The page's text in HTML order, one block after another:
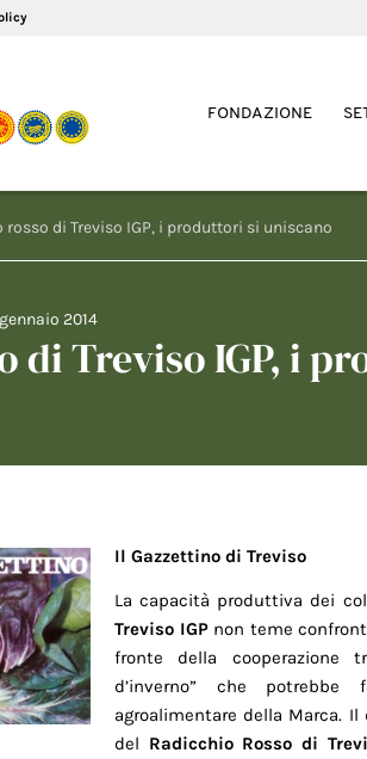
FONDAZIONE
rosso di Treviso IGP, i produttori si uniscano
2014
di Treviso IGP, i
Il Gazzettino di Treviso
La capacità produttiva dei
Treviso IGPnon teme
fronte della cooperazione
d’inverno” che
agroalimentare della Marca.
del Radicchio Rosso di